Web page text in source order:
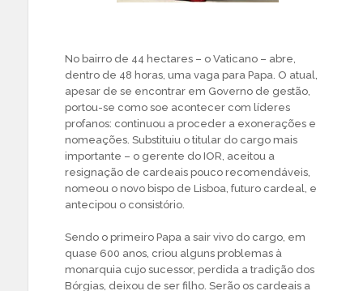
No bairro de 44 hectares – o Vaticano – abre,
dentro de 48 horas, uma vaga para Papa. O atual,
apesar de se encontrar em Governo de gestão,
portou-se como soe acontecer com líderes
profanos: continuou a proceder a exonerações e
nomeações. Substituiu o titular do cargo mais
importante – o gerente do IOR, aceitou a
resignação de cardeais pouco recomendáveis,
nomeou o novo bispo de Lisboa, futuro cardeal, e
antecipou o consistório.
Sendo o primeiro Papa a sair vivo do cargo, em
quase 600 anos, criou alguns problemas à
monarquia cujo sucessor, perdida a tradição dos
Bórgias, deixou de ser filho. Serão os cardeais a